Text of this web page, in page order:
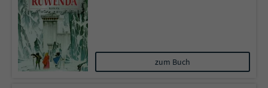
zum Buch